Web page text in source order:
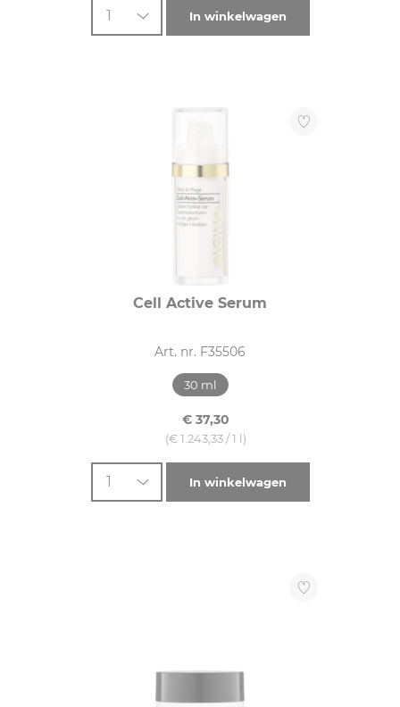
1 In winkelwagen
Cell Active Serum
Art. nr. F35506
30 ml
€ 37,30
(€ 1.243,33 / 1 l)
1 In winkelwagen